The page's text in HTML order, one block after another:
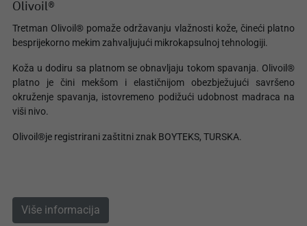
Olivoil®
Tretman Olivoil® pomaže održavanju vlažnosti kože, čineći platno
besprijekorno mekim zahvaljujući mikrokapsulnoj tehnologiji.
Koža u dodiru sa platnom se obnavljaju tokom spavanja. Olivoil®
platno je čini mekšom i elastičnijom obezbježujući savršeno
okruženje spavanja, istovremeno podižući udobnost madraca na
viši nivo.
Olivoil®je registrirani zaštitni znak BOYTEKS, TURSKA.
Više informacija